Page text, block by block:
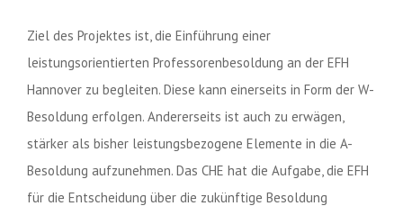
Ziel des Projektes ist, die Einführung einer
leistungsorientierten Professorenbesoldung an der EFH
Hannover zu begleiten. Diese kann einerseits in Form der W-
Besoldung erfolgen. Andererseits ist auch zu erwägen,
stärker als bisher leistungsbezogene Elemente in die A-
Besoldung aufzunehmen. Das CHE hat die Aufgabe, die EFH
für die Entscheidung über die zukünftige Besoldung